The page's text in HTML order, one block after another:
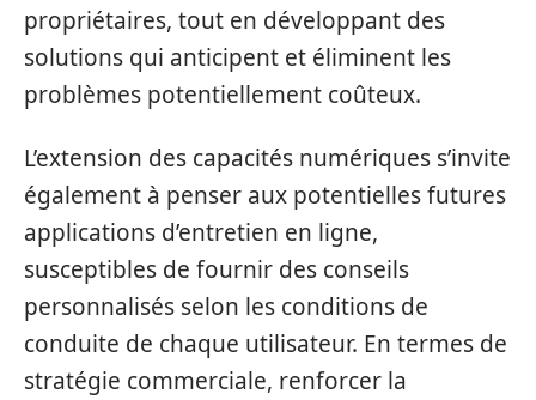
propriétaires, tout en développant des
solutions qui anticipent et éliminent les
problèmes potentiellement coûteux.
L’extension des capacités numériques s’invite
également à penser aux potentielles futures
applications d’entretien en ligne,
susceptibles de fournir des conseils
personnalisés selon les conditions de
conduite de chaque utilisateur. En termes de
stratégie commerciale, renforcer la